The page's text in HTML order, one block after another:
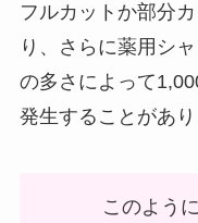
フルカットか部分
り、さらに薬用シ
の多さによって
発生することがあり
このよう